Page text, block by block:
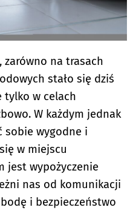
zarówno na trasach
stało się dziś
tylko w celach
W każdym jednak
sobie wygodne i
w miejscu
jest wypożyczenie
nas od komunikacji
i bezpieczeństwo